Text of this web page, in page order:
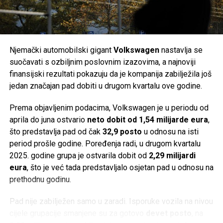
baterija za domaćinstvo. Prihodi su u svega nekoliko
godina gotovo učetverostručeni, ali je širenje finansirano
velikim zaduživanjem i milijunskim investicijama,
Problemi su postali vidljivi već 2022. godine. Kompanija je
postala previše zavisna od Applea, dok su inflacija,
usporavanje svjetske ekonomije, slabija potražnja za
poremećaji u lancima snabdijevanja dodatno pogoršali
poslovanje.
Istovremeno, Vartine baterije za električna vozila nisu
ostvarile očekivani tržišni uspjeh. Njihov jedini poznati
kupac bio jePorsche, a proizvod je ostao ograničen na
manji segment hibridnih automobila.
Ima li Varta budućnost?
kupanje prate službene obavijesti lokalnih zavoda za javno
zdravstvo, posebno nakon obilnih kiša, kada postoji veća
mogućnost privremenog mikrobiološkog onečišćenja mora.
Share Post
Share
Tweet Share
Mail
Njemački automobilski gigant Volkswagennastavlja se
suočavati s ozbiljnim poslovnim izazovima, a najnoviji
finansijski rezultati pokazuju da je kompanija zabilježila još
jedan značajan pad dobiti u drugom kvartalu ove godine.
Prema objavljenim podacima, Volkswagen je u periodu od
aprila do juna ostvario neto dobit od 1,54 milijarde eura,
što predstavlja pad od čak 32,9 posto u odnosu na isti
period prošle godine. Poređenja radi, u drugom kvartalu
2025. godine grupa je ostvarila dobit od 2,29 milijardi
eura, što je već tada predstavljalo osjetan pad u odnosu na
prethodnu godinu.
Pad nije zabilježen samo u zaradi. Isporuke vozila na nivou